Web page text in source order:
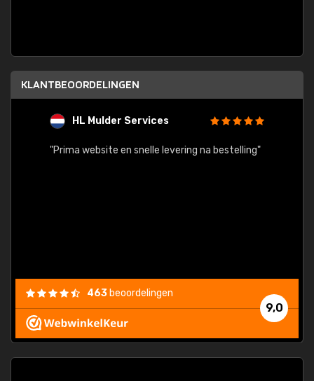
KLANTBEOORDELINGEN
HL Mulder Services
"Prima website en snelle levering na bestelling"
9,0
463 beoordelingen